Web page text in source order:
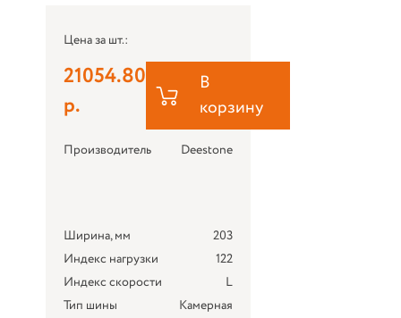
Цена за шт.:
21054.80
р.
В
корзину
Производитель Deestone
Ширина, мм
203
Индекс нагрузки
122
Индекс скорости
L
Тип шины
Камерная